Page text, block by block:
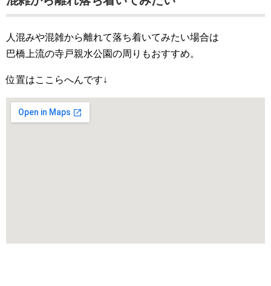
人混みや混雑から離れて落ち着いてみたい場合は
巴橋上流の寺戸親水公園の周りもおすすめ。
位置はここらへんです↓